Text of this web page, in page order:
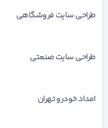
طراحی سایت فروشگاهی
طراحی سایت صنعتی
امداد خودرو تهران